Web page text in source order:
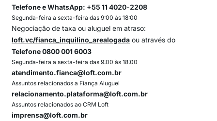
Telefone e WhatsApp: +55 11 4020-2208
Segunda-feira a sexta-feira das 9:00 às 18:00
Negociação de taxa ou aluguel em atraso:
loft.vc/fianca_inquilino_arealogada ou através do
Telefone 0800 001 6003
Segunda-feira a sexta-feira das 9:00 às 18:00
atendimento.fianca@loft.com.br
Assuntos relacionados a Fiança Aluguel
relacionamento.plataforma@loft.com.br
Assuntos relacionados ao CRM Loft
imprensa@loft.com.br